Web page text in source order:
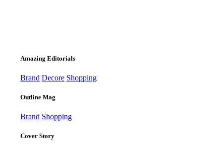
Amazing Editorials
Brand Decore Shopping
Outline Mag
Brand Shopping
Cover Story